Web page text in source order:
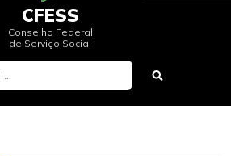
CFESS
Conselho Federal
de Serviço Social